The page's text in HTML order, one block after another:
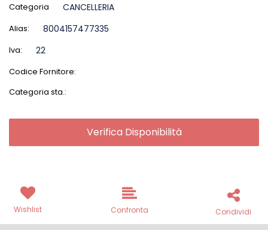
Categoria CANCELLERIA
Alias: 8004157477335
Iva: 22
Codice Fornitore:
Categoria sta.:
Verifica Disponibilità
Wishlist Confronta Condividi